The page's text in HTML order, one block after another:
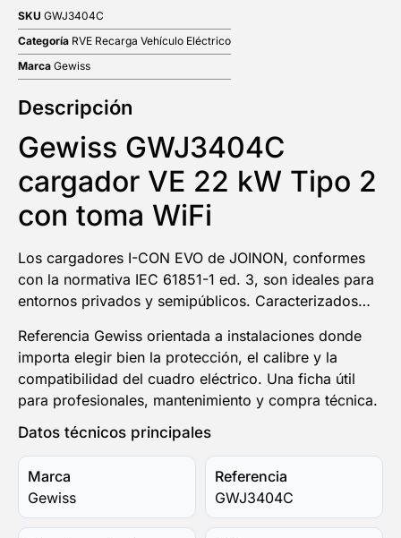
SKU GWJ3404C
Categoría RVE Recarga Vehículo Eléctrico
Marca Gewiss
Descripción
Gewiss GWJ3404C
cargador VE 22 kW Tipo 2
con toma WiFi
Los cargadores I-CON EVO de JOINON, conformes
con la normativa IEC 61851-1 ed. 3, son ideales para
entornos privados y semipúblicos. Caracterizados…
Referencia Gewiss orientada a instalaciones donde
importa elegir bien la protección, el calibre y la
compatibilidad del cuadro eléctrico. Una ficha útil
para profesionales, mantenimiento y compra técnica.
Datos técnicos principales
Marca
Gewiss
Referencia
GWJ3404C